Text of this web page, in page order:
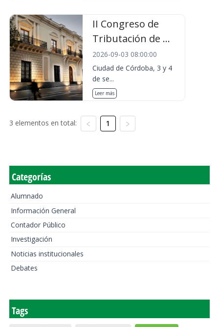
II Congreso de
Tributación de ...
2026-09-03 08:00:00
Ciudad de Córdoba, 3 y 4
de se...
Leer más
3 elementos en total: 1
Categorías
Alumnado
Información General
Contador Público
Investigación
Noticias institucionales
Debates
Tags